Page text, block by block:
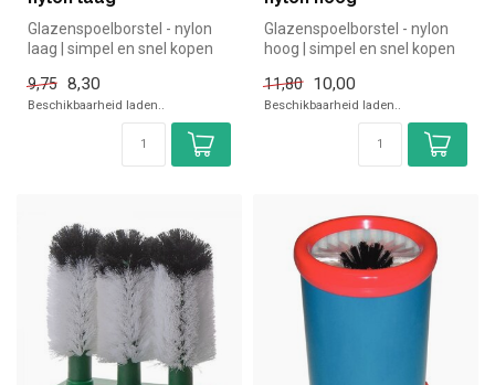
Glazenspoelborstel - nylon
laag | simpel en snel kopen
9,75 8,30
Beschikbaarheid laden..
Glazenspoelborstel - nylon
hoog | simpel en snel kopen
11,80
10,00
Beschikbaarheid laden..